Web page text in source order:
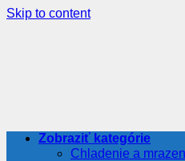
Skip to content
Zobraziť kategórie
Chladenie a